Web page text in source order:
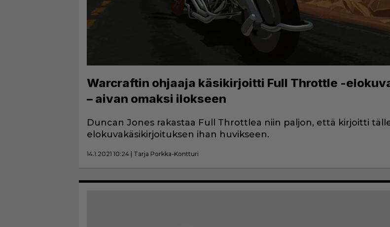
Warcraftin ohjaaja käsikirjoitti Full Throttle -
– aivan omaksi ilokseen
Duncan Jones rakastaa Full Throttlea niin paljon, että kirjoitti
elokuvakäsikirjoituksen ihan huvikseen.
14.1.2021 10:24 | Tarja Porkka-Kontturi